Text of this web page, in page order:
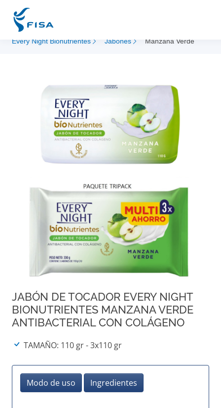
Every Night Bionutrientes Jabones Manzana Verde
JABÓN DE TOCADOR EVERY NIGHT
BIONUTRIENTES MANZANA VERDE
ANTIBACTERIAL CON COLÁGENO
TAMAÑO: 110 gr - 3x110 gr
Modo de uso Ingredientes